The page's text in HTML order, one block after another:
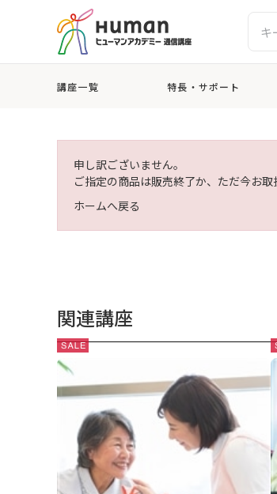
講座一覧 特長・サポート
申し訳ございません。
ご指定の商品は販売終了か、ただ今お取
ホームへ戻る
関連講座